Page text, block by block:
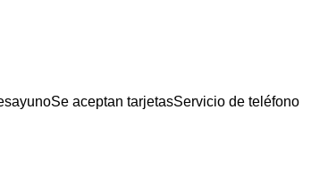
Se aceptan tarjetasServicio de teléfono